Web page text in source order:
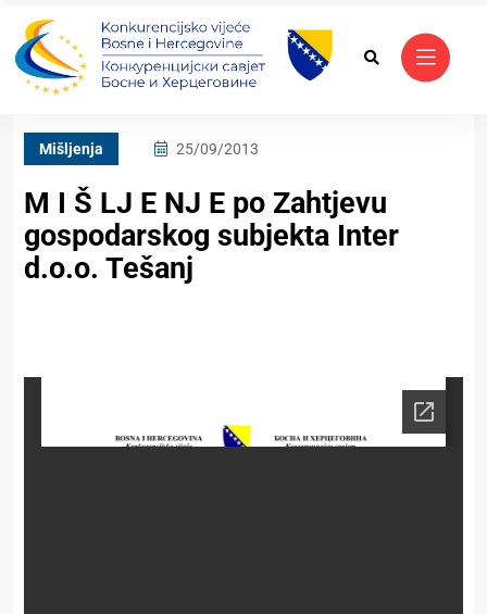
Mišljenja 25/09/2013
M I Š LJ E NJ E po Zahtjevu
gospodarskog subjekta Inter
d.o.o. Tešanj